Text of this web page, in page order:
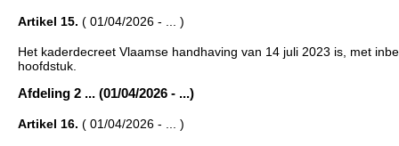
Artikel 15. ( 01/04/2026 - ... )
Het kaderdecreet Vlaamse handhaving van 14 juli 2023 is, met
hoofdstuk.
Afdeling 2 ... (01/04/2026 - ...)
Artikel 16. ( 01/04/2026 - ... )